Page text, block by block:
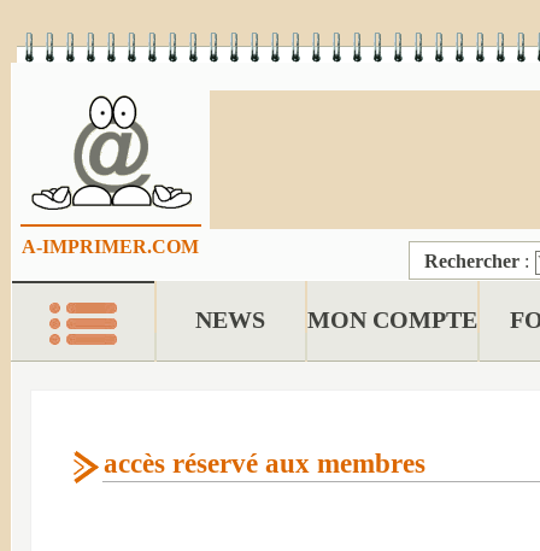
A-IMPRIMER.COM
Rechercher :
NEWS MON COMPTE
accès réservé aux membres